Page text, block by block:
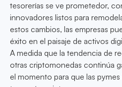
tesorerías se ve prometedor,
innovadores listos para
estos cambios, las empresas
éxito en el paisaje de activos
A medida que la tendencia de
otras criptomonedas continúa
el momento para que las